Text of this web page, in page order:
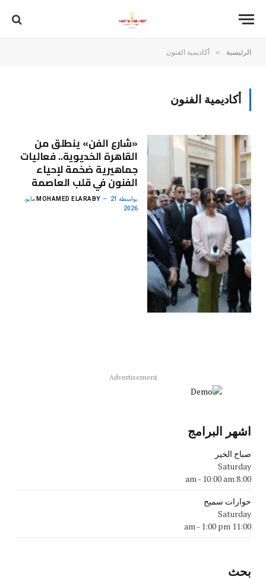
الرئيسية » أكاديمية الفنون
أكاديمية الفنون
«شارع الفن» ينطلق من
القاهرة الخديوية.. فعاليات
جماهيرية ضخمة لإحياء
الفنون في قلب العاصمة
بواسطة MOHAMED ELARABY 21 مايو،
2026
Advertisement
اشهر البرامج
صباح الخير
Saturday
8:00 am
- 10:00 am
حوارات سميح
Saturday
11:00 am
- 1:00 pm
بحث